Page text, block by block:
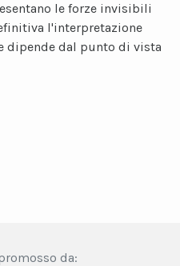
le forze invisibili
l'interpretazione
dipende dal punto di vista
da: